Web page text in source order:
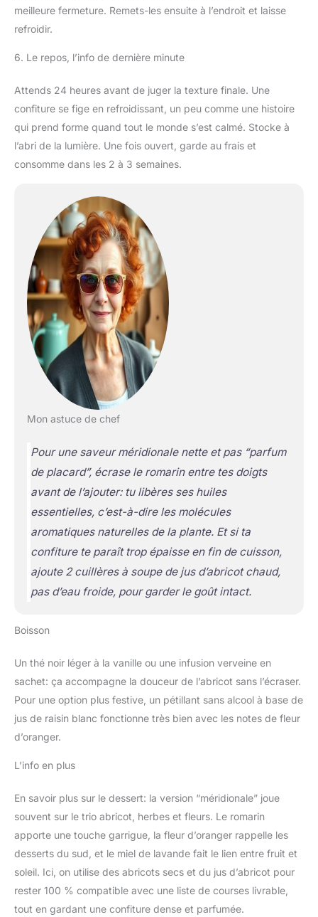
meilleure fermeture. Remets-les ensuite à l’endroit et laisse
refroidir.
6. Le repos, l’info de dernière minute
Attends 24 heures avant de juger la texture finale. Une
confiture se fige en refroidissant, un peu comme une histoire
qui prend forme quand tout le monde s’est calmé. Stocke à
l’abri de la lumière. Une fois ouvert, garde au frais et
consomme dans les 2 à 3 semaines.
Mon astuce de chef
Pour une saveur méridionale nette et pas “parfum
de placard”, écrase le romarin entre tes doigts
avant de l’ajouter: tu libères ses huiles
essentielles, c’est-à-dire les molécules
aromatiques naturelles de la plante. Et si ta
confiture te paraît trop épaisse en fin de cuisson,
ajoute 2 cuillères à soupe de jus d’abricot chaud,
pas d’eau froide, pour garder le goût intact.
Boisson
Un thé noir léger à la vanille ou une infusion verveine en
sachet: ça accompagne la douceur de l’abricot sans l’écraser.
Pour une option plus festive, un pétillant sans alcool à base de
jus de raisin blanc fonctionne très bien avec les notes de fleur
d’oranger.
L’info en plus
En savoir plus sur le dessert: la version “méridionale” joue
souvent sur le trio abricot, herbes et fleurs. Le romarin
apporte une touche garrigue, la fleur d’oranger rappelle les
desserts du sud, et le miel de lavande fait le lien entre fruit et
soleil. Ici, on utilise des abricots secs et du jus d’abricot pour
rester 100 % compatible avec une liste de courses livrable,
tout en gardant une confiture dense et parfumée.